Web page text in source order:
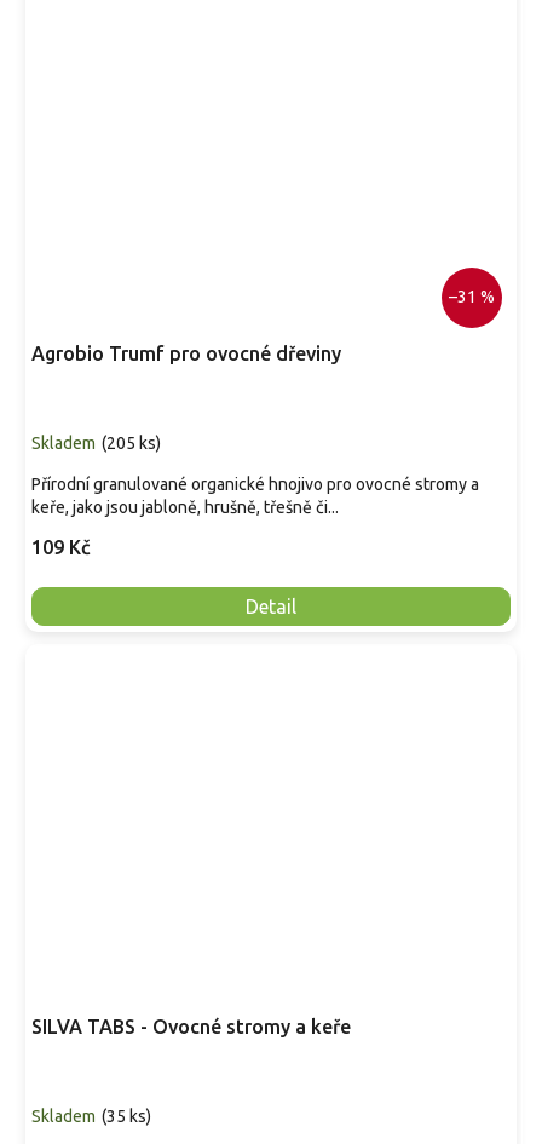
–31 %
Agrobio Trumf pro ovocné dřeviny
Skladem (205 ks)
109 Kč
Detail
Přírodní granulované organické hnojivo pro ovocné stromy a
keře, jako jsou jabloně, hrušně, třešně či...
SILVA TABS - Ovocné stromy a keře
Skladem (35 ks)